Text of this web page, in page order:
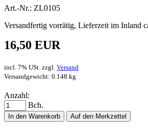
Art.-Nr.: ZL0105
Versandfertig vorrätig, Lieferzeit im Inland
16,50 EUR
incl. 7% USt. zzgl. Versand
Versandgewicht: 0.148 kg
Anzahl:
Bch.
In den Warenkorb Auf den Merkzettel